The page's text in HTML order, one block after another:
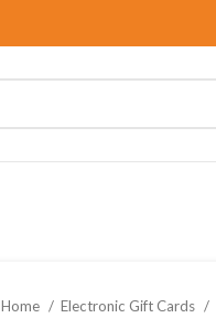
Home Electronic Gift Cards